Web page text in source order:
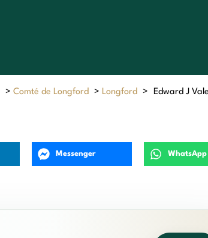
> Comté de Longford > Longford > Edward J
Messenger WhatsApp